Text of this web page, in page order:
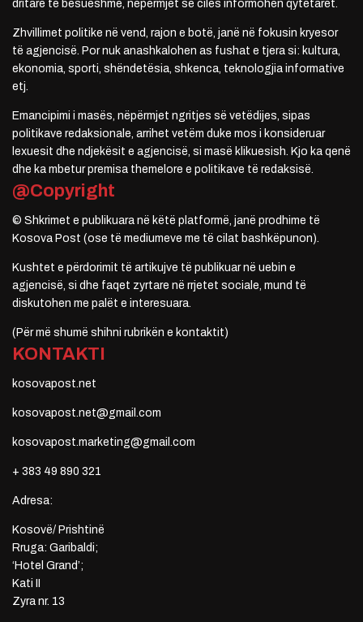
dritare të besueshme, nëpërmjet së cilës informohen qytetarët.
Zhvillimet politike në vend, rajon e botë, janë në fokusin kryesor
të agjencisë. Por nuk anashkalohen as fushat e tjera si: kultura,
ekonomia, sporti, shëndetësia, shkenca, teknologjia informative
etj.
Emancipimi i masës, nëpërmjet ngritjes së vetëdijes, sipas
politikave redaksionale, arrihet vetëm duke mos i konsideruar
lexuesit dhe ndjekësit e agjencisë, si masë klikuesish. Kjo ka qenë
dhe ka mbetur premisa themelore e politikave të redaksisë.
@Copyright
© Shkrimet e publikuara në këtë platformë, janë prodhime të
Kosova Post (ose të mediumeve me të cilat bashkëpunon).
Kushtet e përdorimit të artikujve të publikuar në uebin e
agjencisë, si dhe faqet zyrtare në rrjetet sociale, mund të
diskutohen me palët e interesuara.
(Për më shumë shihni rubrikën e kontaktit)
KONTAKTI
kosovapost.net
kosovapost.net@gmail.com
kosovapost.marketing@gmail.com
+ 383 49 890 321
Adresa:
Kosovë/ Prishtinë
Rruga: Garibaldi;
‘Hotel Grand’;
Kati II
Zyra nr. 13